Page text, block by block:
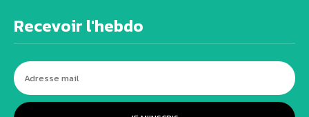
Recevoir l'hebdo